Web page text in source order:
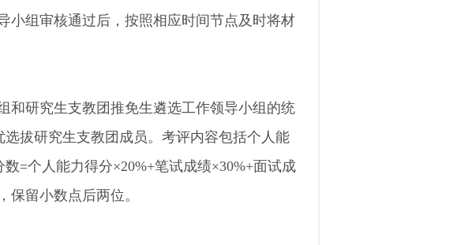
小组审核通过后，按照相应时间节点及时将材
和研究生支教团推免生遴选工作领导小组的统
拔研究生支教团成员。考评内容包括个人能
=个人能力得分×20%+笔试成绩×30%+面试成
保留小数点后两位。